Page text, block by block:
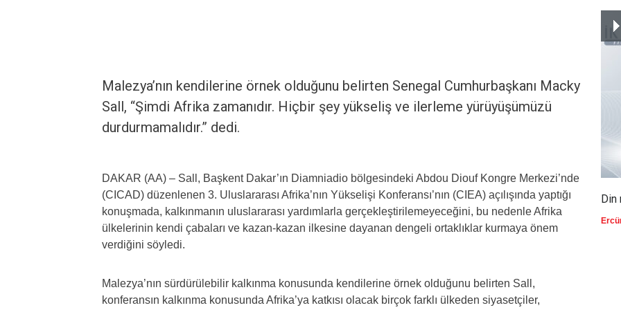
Malezya’nın kendilerine örnek olduğunu belirten Senegal Cumhurbaşkanı Macky
Sall, “Şimdi Afrika zamanıdır. Hiçbir şey yükseliş ve ilerleme yürüyüşümüzü
durdurmamalıdır.” dedi.
DAKAR (AA) – Sall, Başkent Dakar’ın Diamniadio bölgesindeki Abdou Diouf Kongre Merkezi’nde
(CICAD) düzenlenen 3. Uluslararası Afrika’nın Yükselişi Konferansı’nın (CIEA) açılışında yaptığı
konuşmada, kalkınmanın uluslararası yardımlarla gerçekleştirilemeyeceğini, bu nedenle Afrika
ülkelerinin kendi çabaları ve kazan-kazan ilkesine dayanan dengeli ortaklıklar kurmaya önem
verdiğini söyledi.
Malezya’nın sürdürülebilir kalkınma konusunda kendilerine örnek olduğunu belirten Sall,
konferansın kalkınma konusunda Afrika’ya katkısı olacak birçok farklı ülkeden siyasetçiler,
Din